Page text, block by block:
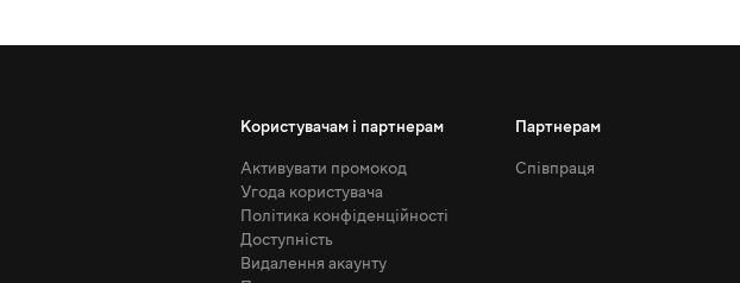
Користувачам і партнерам
Активувати промокод
Угода користувача
Політика конфіденційності
Доступність
Видалення акаунту
Партнерам
Співпраця